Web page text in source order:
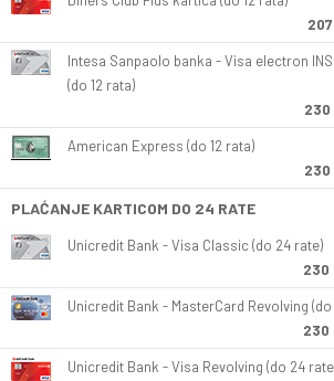
207
Intesa Sanpaolo banka - Visa electron
(do 12 rata)
230
American Express (do 12 rata)
230
PLAĆANJE KARTICOM DO 24 RATE
Unicredit Bank - Visa Classic (do 24 rate)
230
Unicredit Bank - MasterCard Revolving
230
Unicredit Bank - Visa Revolving (do 24